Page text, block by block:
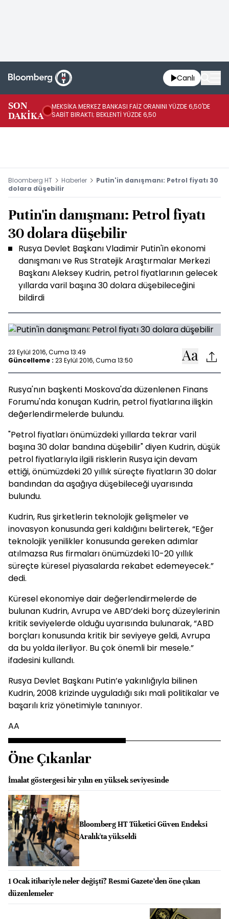
Canlı
SON
DAKİKA
MEKSİKA MERKEZ BANKASI FAİZ ORANINI YÜZDE 6,50'DE
SABİT BIRAKTI; BEKLENTİ YÜZDE 6,50
Bloomberg HT Haberler
Putin'in danışmanı: Petrol fiyatı 30
dolara düşebilir
Putin'in danışmanı: Petrol fiyatı
30 dolara düşebilir
Rusya Devlet Başkanı Vladimir Putin'in ekonomi
danışmanı ve Rus Stratejik Araştırmalar Merkezi
Başkanı Aleksey Kudrin, petrol fiyatlarının gelecek
yıllarda varil başına 30 dolara düşebileceğini
bildirdi
23 Eylül 2016, Cuma 13:49
Güncelleme : 23 Eylül 2016, Cuma 13:50
Rusya'nın başkenti Moskova'da düzenlenen Finans
Forumu'nda konuşan Kudrin, petrol fiyatlarına ilişkin
değerlendirmelerde bulundu.
"Petrol fiyatları önümüzdeki yıllarda tekrar varil
başına 30 dolar bandına düşebilir" diyen Kudrin, düşük
petrol fiyatlarıyla ilgili risklerin Rusya için devam
ettiği, önümüzdeki 20 yıllık süreçte fiyatların 30 dolar
bandından da aşağıya düşebileceği uyarısında
bulundu.
Kudrin, Rus şirketlerin teknolojik gelişmeler ve
inovasyon konusunda geri kaldığını belirterek, “Eğer
teknolojik yenilikler konusunda gereken adımlar
atılmazsa Rus firmaları önümüzdeki 10-20 yıllık
süreçte küresel piyasalarda rekabet edemeyecek.”
dedi.
Küresel ekonomiye dair değerlendirmelerde de
bulunan Kudrin, Avrupa ve ABD’deki borç düzeylerinin
kritik seviyelerde olduğu uyarısında bulunarak, “ABD
borçları konusunda kritik bir seviyeye geldi, Avrupa
da bu yolda ilerliyor. Bu çok önemli bir mesele.”
ifadesini kullandı.
Rusya Devlet Başkanı Putin’e yakınlığıyla bilinen
Kudrin, 2008 krizinde uyguladığı sıkı mali politikalar ve
başarılı kriz yönetimiyle tanınıyor.
AA
Öne Çıkanlar
İmalat göstergesi bir yılın en yüksek seviyesinde
Bloomberg HT Tüketici Güven Endeksi
Aralık'ta yükseldi
1 Ocak itibariyle neler değişti? Resmi Gazete’den öne çıkan
düzenlemeler